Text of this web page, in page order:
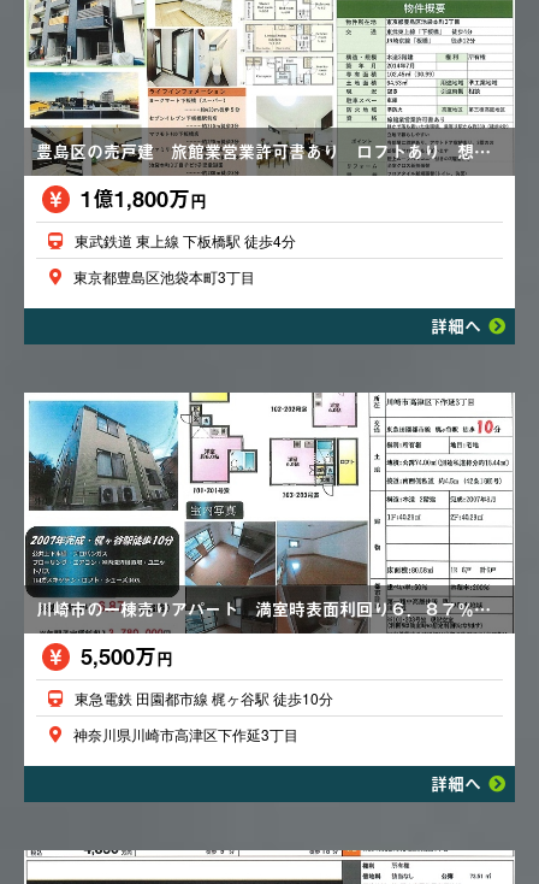
豊島区の売戸建 旅館業営業許可書あり ロフトあり 想定利回り９．１５％ 車庫あり
1億1,800万円
東武鉄道 東上線 下板橋駅 徒歩4分
東京都豊島区池袋本町3丁目
詳細へ
川崎市の一棟売りアパート 満室時表面利回り６．８７％ ロフト エアコン
5,500万円
東急電鉄 田園都市線 梶ヶ谷駅 徒歩10分
神奈川県川崎市高津区下作延3丁目
詳細へ